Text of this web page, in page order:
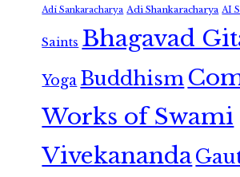
Adi Sankaracharya Adi Shankaracharya AI
Saints Bhagavad
Yoga Buddhism
Works of Swami
Vivekananda